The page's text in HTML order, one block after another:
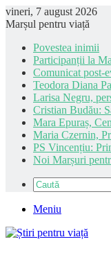
vineri, 7 august 2026
Marșul pentru viață
Povestea inimii
Participanții la
Comunicat post-
Teodora Diana
Larisa Negru,
Cristian Budău:
Mara Epuraș,
Maria Czernin,
PS Vincențiu:
Noi Marșuri
Meniu